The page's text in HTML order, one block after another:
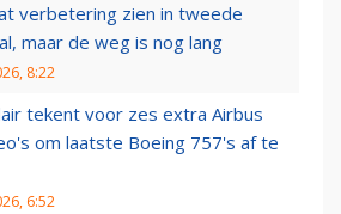
verbetering zien in tweede
maar de weg is nog lang
8:22
tekent voor zes extra Airbus
om laatste Boeing 757's af te
6:52